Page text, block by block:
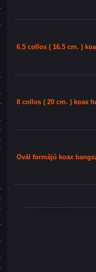
6.5 collos ( 16.5 cm. )
8 collos ( 20 cm. ) koax
Ovál formájú koax